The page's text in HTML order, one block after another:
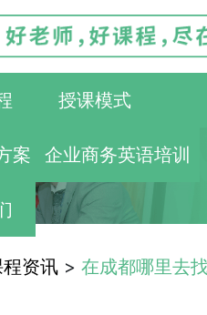
授课模式
案 企业商务英语培训
资讯 > 在成都哪里去